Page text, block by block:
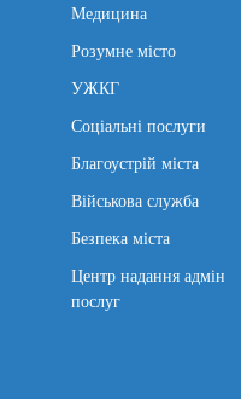
Медицина
Розумне місто
УЖКГ
Соціальні послуги
Благоустрій міста
Військова служба
Безпека міста
Центр надання адмін
послуг